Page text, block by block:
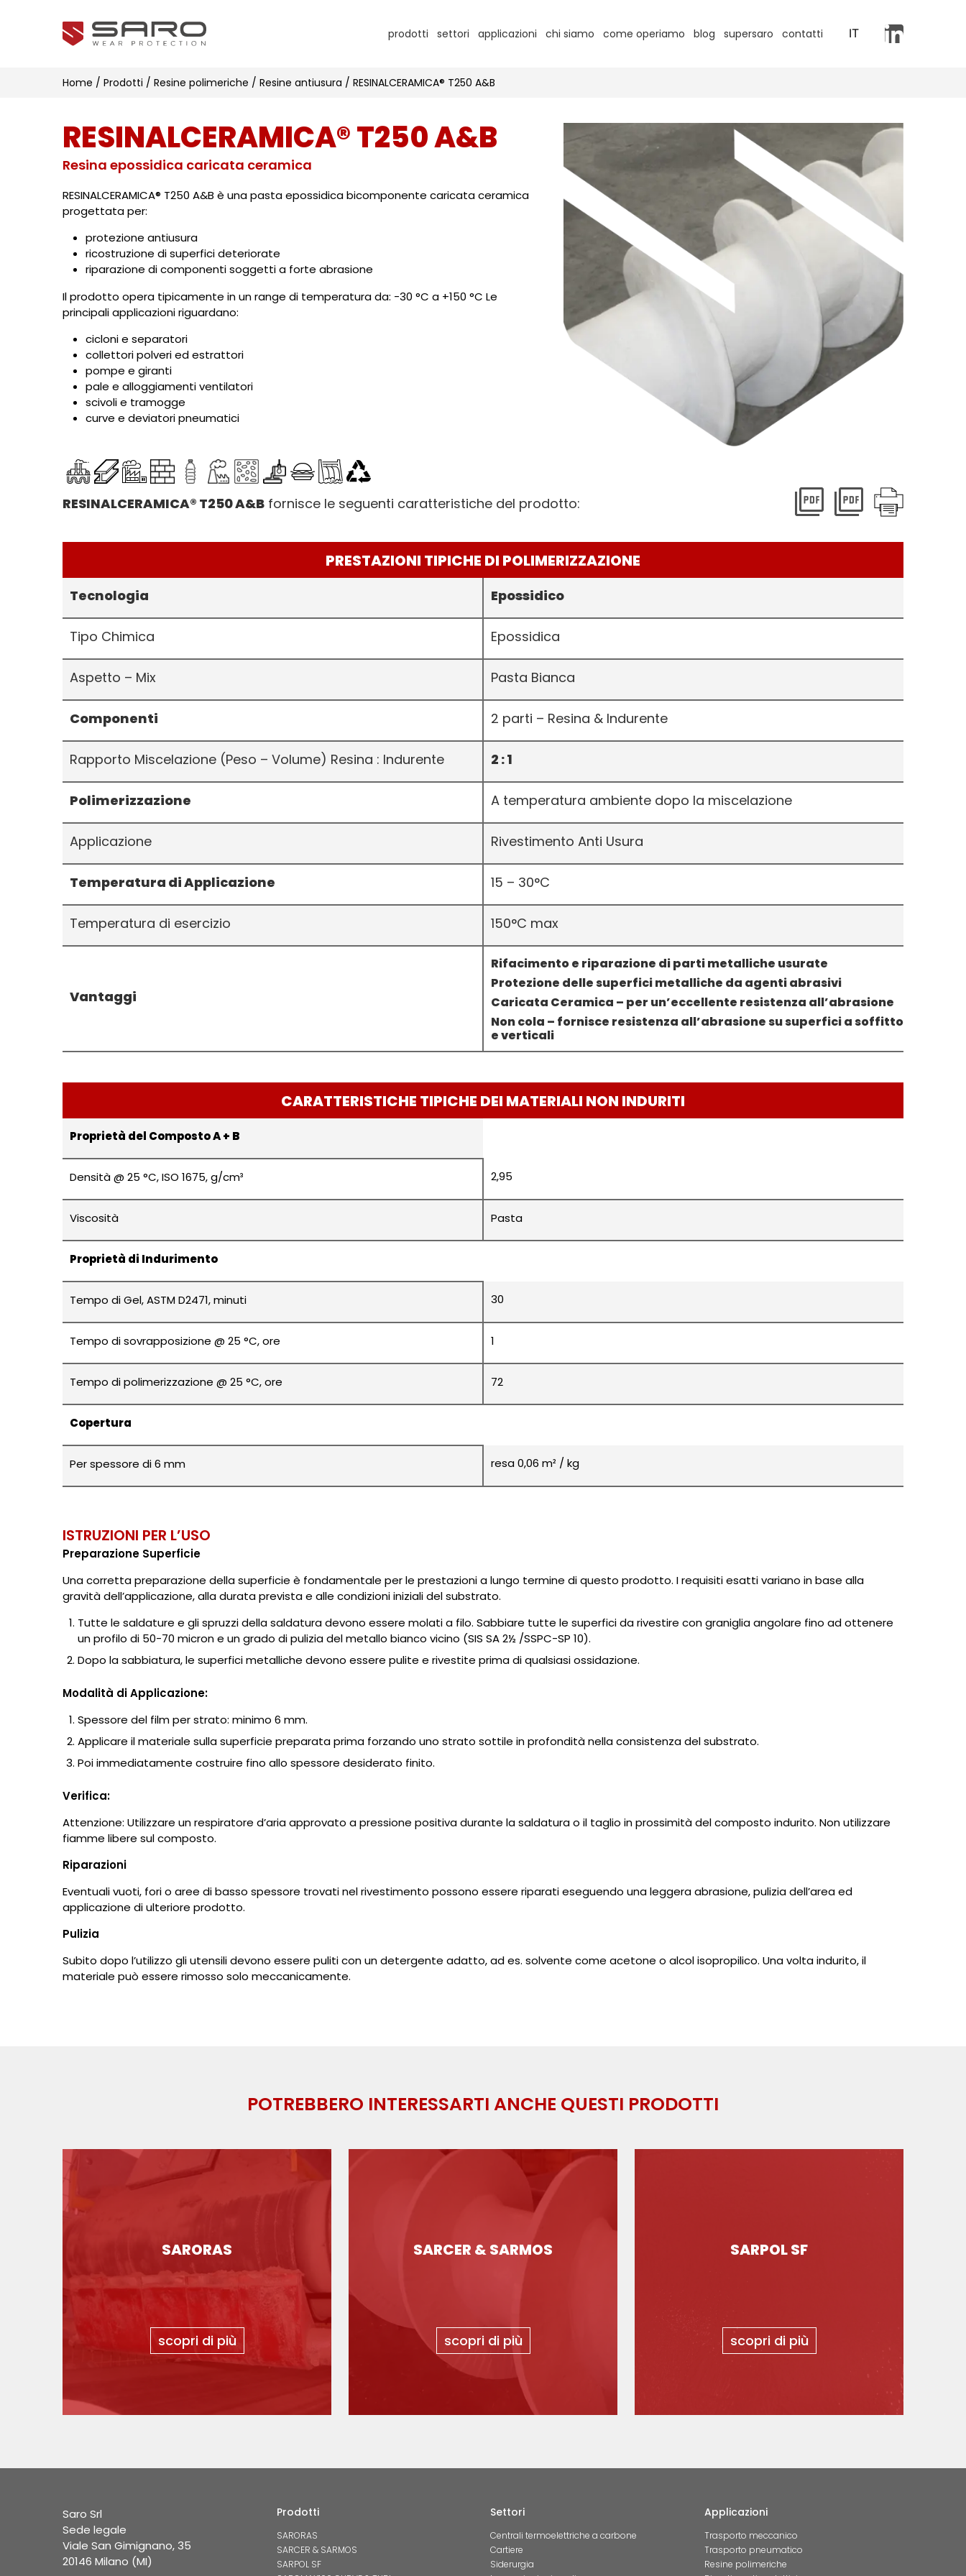
prodotti settori applicazioni chi siamo come operiamo blog supersaro contatti IT
Home / Prodotti / Resine polimeriche / Resine antiusura / RESINALCERAMICA® T250 A&B
RESINALCERAMICA® T250 A&B
Resina epossidica caricata ceramica
RESINALCERAMICA® T250 A&B è una pasta epossidica bicomponente caricata ceramica
progettata per:
protezione antiusura
ricostruzione di superfici deteriorate
riparazione di componenti soggetti a forte abrasione
Il prodotto opera tipicamente in un range di temperatura da: -30 °C a +150 °C Le
principali applicazioni riguardano:
cicloni e separatori
collettori polveri ed estrattori
pompe e giranti
pale e alloggiamenti ventilatori
scivoli e tramogge
curve e deviatori pneumatici
RESINALCERAMICA® T250 A&B fornisce le seguenti caratteristiche del prodotto:
PRESTAZIONI TIPICHE DI POLIMERIZZAZIONE
Tecnologia Epossidico
Tipo Chimica Epossidica
Aspetto – Mix Pasta Bianca
Componenti 2 parti – Resina & Indurente
Rapporto Miscelazione (Peso – Volume) Resina : Indurente 2 : 1
Polimerizzazione A temperatura ambiente dopo la miscelazione
Applicazione Rivestimento Anti Usura
Temperatura di Applicazione 15 – 30°C
Temperatura di esercizio 150°C max
Vantaggi
Rifacimento e riparazione di parti metalliche usurate
Protezione delle superfici metalliche da agenti abrasivi
Caricata Ceramica – per un’eccellente resistenza all’abrasione
Non cola – fornisce resistenza all’abrasione su superfici a soffitto
e verticali
CARATTERISTICHE TIPICHE DEI MATERIALI NON INDURITI
Proprietà del Composto A + B
Densità @ 25 °C, ISO 1675, g/cm³ 2,95
Viscosità Pasta
Proprietà di Indurimento
Tempo di Gel, ASTM D2471, minuti 30
Tempo di sovrapposizione @ 25 °C, ore 1
Tempo di polimerizzazione @ 25 °C, ore 72
Copertura
Per spessore di 6 mm resa 0,06 m² / kg
ISTRUZIONI PER L’USO
Preparazione Superficie
Una corretta preparazione della superficie è fondamentale per le prestazioni a lungo termine di questo prodotto. I requisiti esatti variano in base alla
gravità dell’applicazione, alla durata prevista e alle condizioni iniziali del substrato.
Tutte le saldature e gli spruzzi della saldatura devono essere molati a filo. Sabbiare tutte le superfici da rivestire con graniglia angolare fino ad ottenere
un profilo di 50-70 micron e un grado di pulizia del metallo bianco vicino (SIS SA 2½ /SSPC-SP 10).
Dopo la sabbiatura, le superfici metalliche devono essere pulite e rivestite prima di qualsiasi ossidazione.
Modalità di Applicazione:
Spessore del film per strato: minimo 6 mm.
Applicare il materiale sulla superficie preparata prima forzando uno strato sottile in profondità nella consistenza del substrato.
Poi immediatamente costruire fino allo spessore desiderato finito.
Verifica:
Attenzione: Utilizzare un respiratore d’aria approvato a pressione positiva durante la saldatura o il taglio in prossimità del composto indurito. Non utilizzare
fiamme libere sul composto.
Riparazioni
Eventuali vuoti, fori o aree di basso spessore trovati nel rivestimento possono essere riparati eseguendo una leggera abrasione, pulizia dell’area ed
applicazione di ulteriore prodotto.
Pulizia
Subito dopo l’utilizzo gli utensili devono essere puliti con un detergente adatto, ad es. solvente come acetone o alcol isopropilico. Una volta indurito, il
materiale può essere rimosso solo meccanicamente.
POTREBBERO INTERESSARTI ANCHE QUESTI PRODOTTI
SARORAS
scopri di più
SARCER & SARMOS
scopri di più
SARPOL SF
scopri di più
Saro Srl
Sede legale
Viale San Gimignano, 35
20146 Milano (MI)
Prodotti
SARORAS
SARCER & SARMOS
SARPOL SF
Settori
Centrali termoelettriche a carbone
Cartiere
Siderurgia
Applicazioni
Trasporto meccanico
Trasporto pneumatico
Resine polimeriche